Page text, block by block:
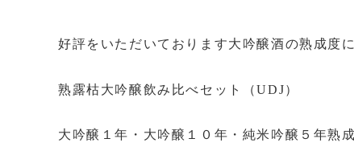
好評をいただいております大吟醸酒の熟成度
熟露枯大吟醸飲み比べセット（UDJ）
大吟醸１年・大吟醸１０年・純米吟醸５年熟成